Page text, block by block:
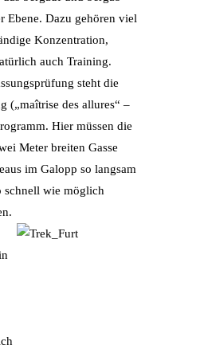
Ebene. Dazu gehören viel
Konzentration,
auch Training.
steht die
(„maîtrise des allures“ –
Hier müssen die
Meter breiten Gasse
im Galopp so langsam
schnell wie möglich